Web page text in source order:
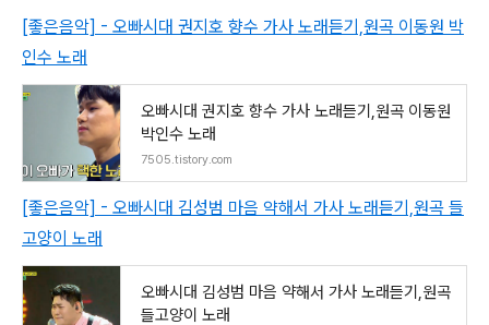
[좋은음악] - 오빠시대 권지호 향수 가사 노래듣기,원곡 이동원 박
인수 노래
오빠시대 권지호 향수 가사 노래듣기,원곡 이동원
박인수 노래
7505.tistory.com
[좋은음악] - 오빠시대 김성범 마음 약해서 가사 노래듣기,원곡 들
고양이 노래
오빠시대 김성범 마음 약해서 가사 노래듣기,원곡
들고양이 노래